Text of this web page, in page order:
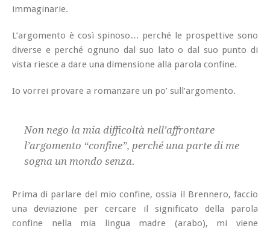
immaginarie.
L’argomento è così spinoso… perché le prospettive sono
diverse e perché ognuno dal suo lato o dal suo punto di
vista riesce a dare una dimensione alla parola confine.
Io vorrei provare a romanzare un po’ sull’argomento.
Non nego la mia difficoltà nell’affrontare
l’argomento “confine”, perché una parte di me
sogna un mondo senza.
Prima di parlare del mio confine, ossia il Brennero, faccio
una deviazione per cercare il significato della parola
confine nella mia lingua madre (arabo), mi viene